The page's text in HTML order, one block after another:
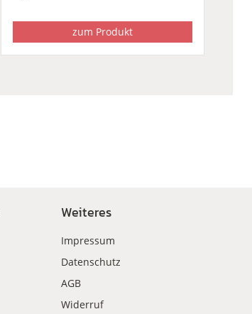
zum Produkt
Weiteres
Impressum
Datenschutz
AGB
Widerruf